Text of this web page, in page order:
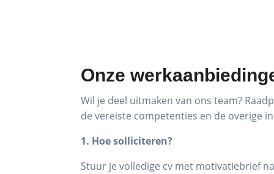
Onze
Wil je deel uitmaken van ons team?
de vereiste competenties en de
1. Hoe solliciteren?
Stuur je volledige cv met motivatiebrief